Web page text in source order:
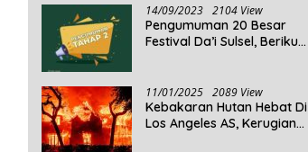
14/09/2023 2104 View
Pengumuman 20 Besar
Festival Da’i Sulsel, Berikut
11/01/2025 2089 View
Kebakaran Hutan Hebat Di
Los Angeles AS, Kerugian